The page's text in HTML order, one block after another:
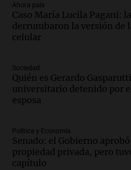
Audio.
El "Mono" de
adelantó su show en
Viva la Radio Rosario
Episodios
en suspenso a hombre
de recaudación en San
Panorama Federal
Episodios
ayuda por problemas
ostentación de
Amamos Argentina
Episodios
Ahora país
Caso María Lucila Pagani:
derrumbaron la versión de
celular
Sociedad
Quién es Gerardo
universitario detenido por
esposa
Política y Economía
Senado: el Gobierno
propiedad privada, pero
capítulo